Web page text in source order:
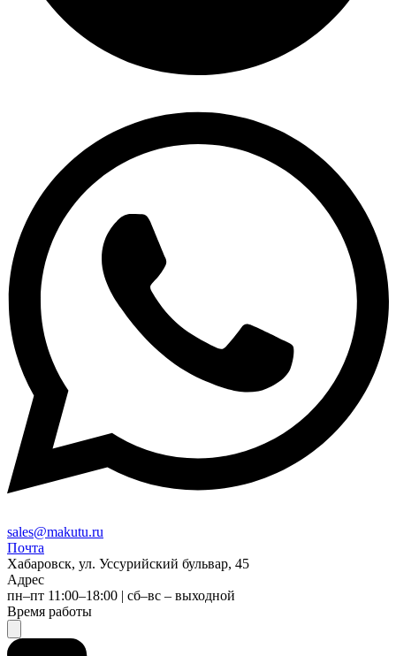
sales@makutu.ru
Почта
Хабаровск, ул. Уссурийский бульвар, 45
Адрес
пн–пт 11:00–18:00 | сб–вс – выходной
Время работы